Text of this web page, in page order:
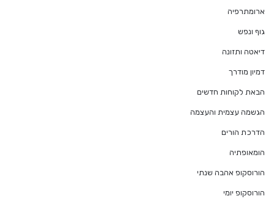
ארומתרפיה
גוף ונפש
דיאטה ותזונה
דמיון מודרך
הבאת לקוחות חדשים
הגשמה עצמית והעצמה
הדרכת הורים
הומאופתיה
הורוסקופ אהבה שנתי
הורוסקופ יומי